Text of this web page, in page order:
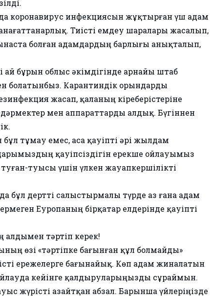
коронавирус инфекциясын жұқтырған үш адам
Тиісті емдеу шаралары жасалып,
болған адамдардың барлығы анықталып,
бұрын облыс әкімдігінде арнайы штаб
болатынбыз. Карантиндік орындарды
жасап, қаланың кіреберістеріне
мен аппараттарды алдық. Бүгіннен
бұл тұмау емес, аса қауіпті әрі жылдам
қауіпсіздігін ерекше ойлауымыз
туысы үшін үлкен жауапкершілікті
бұл дертті салыстырмалы түрде аз ғана адам
Еуропаның бірқатар елдерінде қауіпті
алдымен тәртіп керек!
өзі «тәртіпке бағынған құл болмайды»
ережелерге бағынайық. Көп адам жиналатын
кейінге қалдыруларыңызды сұраймын.
жүрісті азайтқан абзал. Барынша үйлеріңізде